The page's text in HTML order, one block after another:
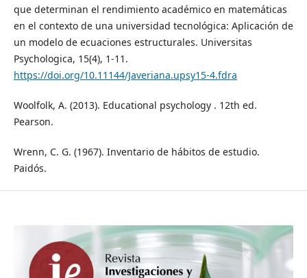
que determinan el rendimiento académico en matemáticas
en el contexto de una universidad tecnológica: Aplicación de
un modelo de ecuaciones estructurales. Universitas
Psychologica, 15(4), 1-11.
https://doi.org/10.11144/Javeriana.upsy15-4.fdra
Woolfolk, A. (2013). Educational psychology . 12th ed.
Pearson.
Wrenn, C. G. (1967). Inventario de hábitos de estudio.
Paidós.